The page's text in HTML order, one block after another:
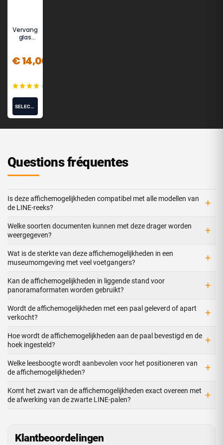
Vervang
glas
ouder
€ 14,00
SELECT OPTIONS
Questions fréquentes
Is deze affichemogelijkheden compatibel met alle modellen van
de LINE-reeks?
+
Welke soorten documenten kunnen met deze drager worden
weergegeven?
+
Wat is de sterkte van deze affichemogelijkheden in een
museumomgeving met veel voetgangers?
+
Kan de affichemogelijkheden in liggende stand voor
panoramaformaten worden gebruikt?
+
Wordt de affichemogelijkheden met een paal geleverd of apart
verkocht?
+
Hoe wordt de affichemogelijkheden aan de paal bevestigd en de
hoek ingesteld?
+
Welke leesboogte wordt aanbevolen voor het positioneren van
de affichemogelijkheden?
+
Komt het zwart van de affichemogelijkheden exact overeen met
de afwerking van de zwarte LINE-palen?
+
Klantbeoordelingen